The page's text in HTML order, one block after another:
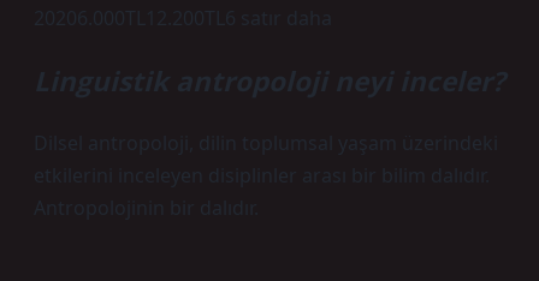
20206.000TL12.200TL6 satır daha
Linguistik antropoloji neyi inceler?
Dilsel antropoloji, dilin toplumsal yaşam üzerindeki
etkilerini inceleyen disiplinler arası bir bilim dalıdır.
Antropolojinin bir dalıdır.